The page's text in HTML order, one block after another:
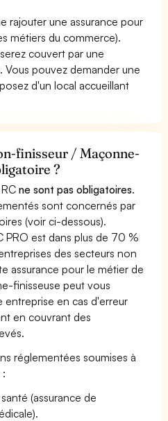
rajouter une assurance pour
métiers du commerce).
couvert par une
. Vous pouvez demander une
d'un local accueillant
finisseur / Maçonne-
?
RCne sont pas obligatoires.
sont concernés par
(voir ci-dessous).
PRO est dans plus de 70 %
des secteurs non
assurance pour le métier de
finisseuse peut vous
en cas d'erreur
en couvrant des
réglementées soumises à
(assurance de